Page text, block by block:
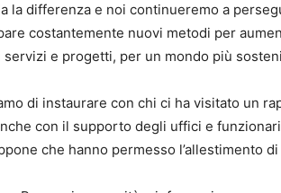
la differenza e noi continueremo a
costantemente nuovi metodi per
e progetti, per un mondo più
di instaurare con chi ci ha visitato un
con il supporto degli uffici e
che hanno permesso l’allestimento